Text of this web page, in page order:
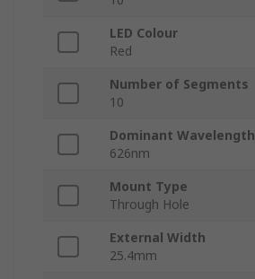
LED Colour
Red
Number of Segments
10
Dominant Wavelength
626nm
Mount Type
Through Hole
External Width
25.4mm